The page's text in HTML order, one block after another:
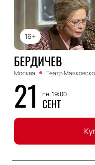
16+
БЕРДИЧЕВ
Москва Театр
21 пн, 19:00
СЕНТ